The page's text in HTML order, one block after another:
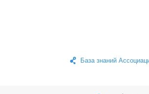
База знаний